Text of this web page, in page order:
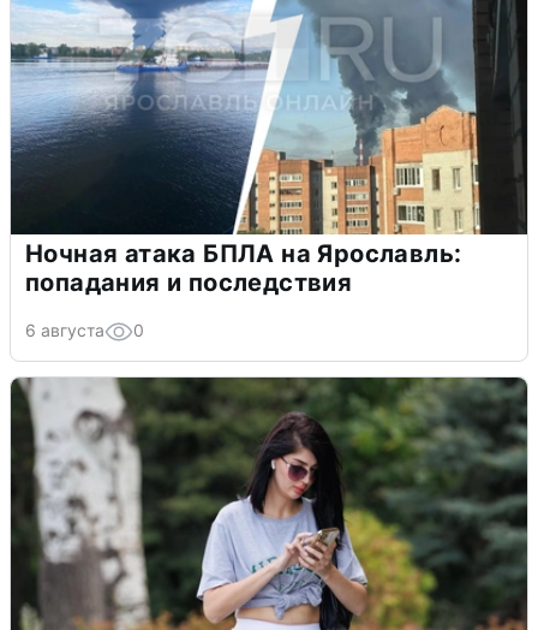
Ночная атака БПЛА на Ярославль:
попадания и последствия
6 августа 0